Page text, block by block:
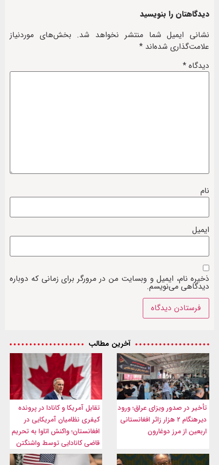
دیدگاهتان را بنویسید
نشانی ایمیل شما منتشر نخواهد شد. بخش‌های موردنیاز
علامت‌گذاری شده‌اند *
دیدگاه *
نام
ایمیل
ذخیره نام، ایمیل و وبسایت من در مرورگر برای زمانی که دوباره
دیدگاهی می‌نویسم.
آخرین مطالب
تأخیر در صدور ویزای عراق؛ ورود
دیرهنگام ۲ هزار زائر افغانستانی
اربعین از مرز دوغارون
تقابل آمریکا و کانادا در پرونده
کیفری نظامیان آمریکایی در
افغانستان؛ واکنش اتاوا به تحریم
قاضی کانادایی توسط واشنگتن